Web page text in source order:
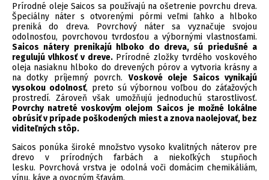
Prírodné oleje Saicos sa používajú na ošetrenie povrchu dreva.
Špeciálny náter s otvorenými pórmi veľmi ľahko a hlboko
preniká do dreva. Povrchový náter sa vyznačuje svojou
odolnosťou, povrchovou tvrdosťou a výbornými vlastnosťami.
Saicos nátery prenikajú hlboko do dreva, sú priedušné a
regulujú vlhkosť v dreve.Prírodné zložky tvrdého voskového
oleja nasiaknu hlboko do drevených pórov a vytvoria krásny a
na dotky príjemný povrch. Voskové oleje Saicos vynikajú
vysokou odolnosť, preto sú výbornou voľbou do záťažových
prostredí. Zároveň však umožňujú jednoduchú starostlivosť.
Povrchy natreté voskovým olejom Saicos je možné lokálne
obrúsiť v prípade poškodených miest a znova naolejovať, bez
viditeľných stôp.
Saicos ponúka široké množstvo vysoko kvalitných náterov pre
drevo v prírodných farbách a niekoľkých stupňoch
lesku. Povrchová vrstva je odolná voči domácim chemikáliám,
vínu, káve a ovocným šťavám.